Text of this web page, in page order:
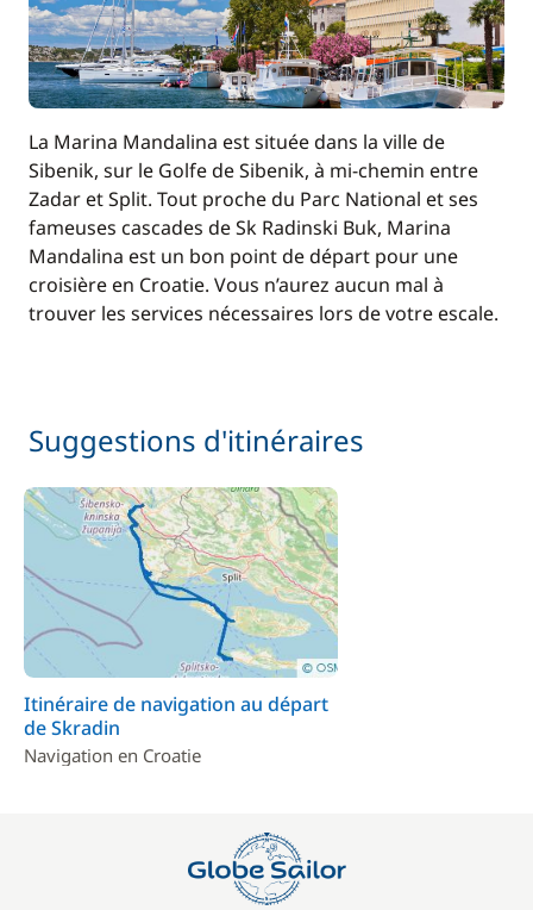
La Marina Mandalina est située dans la ville de
Sibenik, sur le Golfe de Sibenik, à mi-chemin entre
Zadar et Split. Tout proche du Parc National et ses
fameuses cascades de Sk Radinski Buk, Marina
Mandalina est un bon point de départ pour une
croisière en Croatie. Vous n’aurez aucun mal à
trouver les services nécessaires lors de votre escale.
Suggestions d'itinéraires
Itinéraire de navigation au départ
de Skradin
Navigation en Croatie